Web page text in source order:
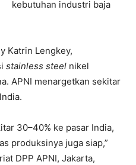
kebutuhan industri baja
Katrin Lengkey,
stainless steel nikel
APNI menargetkan sekitar
30–40% ke pasar India,
produksinya juga siap,”
DPP APNI, Jakarta,